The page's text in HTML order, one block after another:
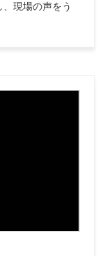
現場の声をう